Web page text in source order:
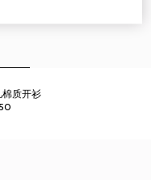
棉质开衫